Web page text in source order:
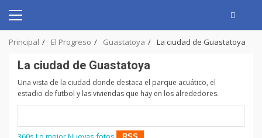
content
Primary
Principal El Progreso Guastatoya La ciudad de Guastatoya
La ciudad de Guastatoya
Una vista de la ciudad donde destaca el parque acuático, el
estadio de futbol y las viviendas que hay en los alrededores.